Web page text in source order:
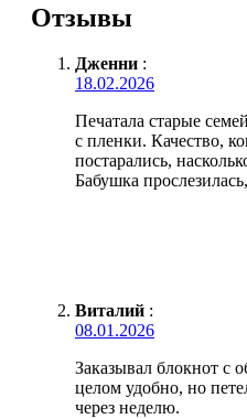
Отзывы
Дженни :
18.02.2026
Печатала старые
с пленки. Качество,
постарались,
Бабушка
Виталий :
08.01.2026
Заказывал блокнот с
целом удобно, но
через неделю.